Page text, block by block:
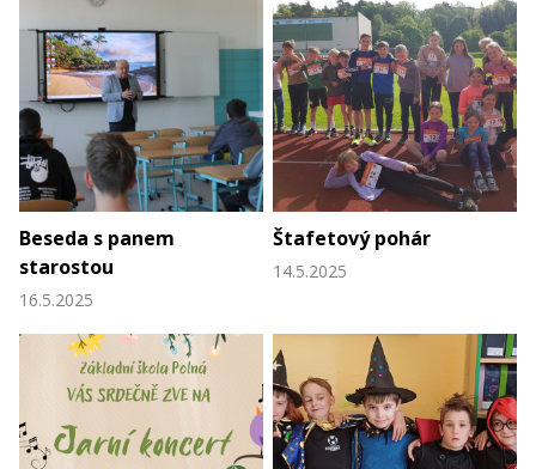
Beseda s panem
starostou
16.5.2025
Štafetový pohár
14.5.2025